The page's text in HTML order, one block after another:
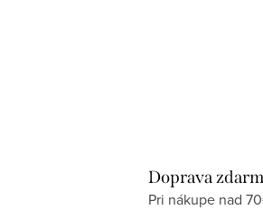
Doprava
Pri nákupe nad